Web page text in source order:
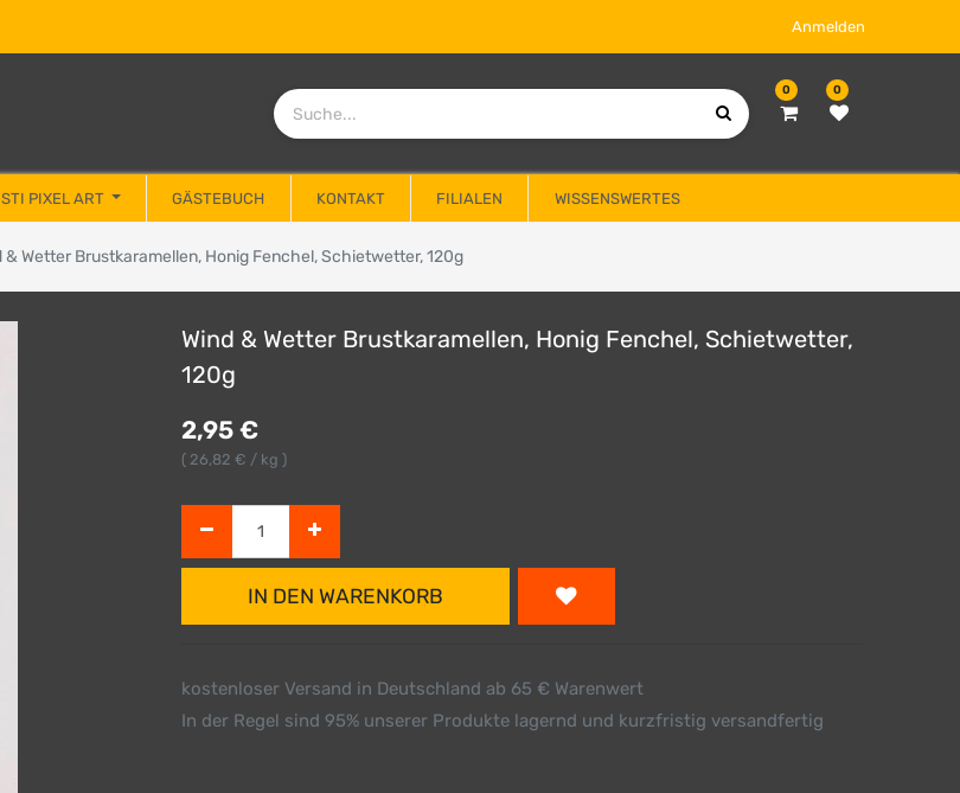
Anmelden
0 0
PIXEL ART GÄSTEBUCH KONTAKT FILIALEN WISSENSWERTES
& Wetter Brustkaramellen, Honig Fenchel, Schietwetter, 120g
Wind & Wetter Brustkaramellen, Honig Fenchel, Schietwetter,
120g
2,95 €
( 26,82 € / kg )
IN DEN WARENKORB
kostenloser Versand in Deutschland ab 65 € Warenwert
In der Regel sind 95% unserer Produkte lagernd und kurzfristig versandfertig